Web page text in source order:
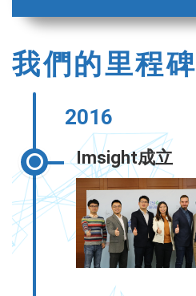
我們的里程碑
2016
Imsight成立